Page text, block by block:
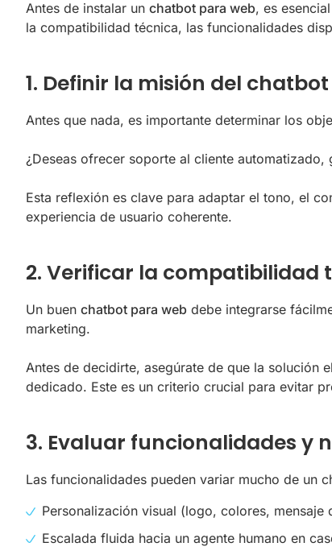
Antes de instalar un chatbot para web, es
la compatibilidad técnica, las funcionalidades
1. Definir la misión del
Antes que nada, es importante determinar los
¿Deseas ofrecer soporte al cliente
Esta reflexión es clave para adaptar el tono, el
experiencia de usuario coherente.
2. Verificar la compatibilidad
Un buen chatbot para web debe integrarse
marketing.
Antes de decidirte, asegúrate de que la solución
dedicado. Este es un criterio crucial para evitar
3. Evaluar funcionalidades y
Las funcionalidades pueden variar mucho de un
Personalización visual (logo, colores,
Escalada fluida hacia un agente humano en